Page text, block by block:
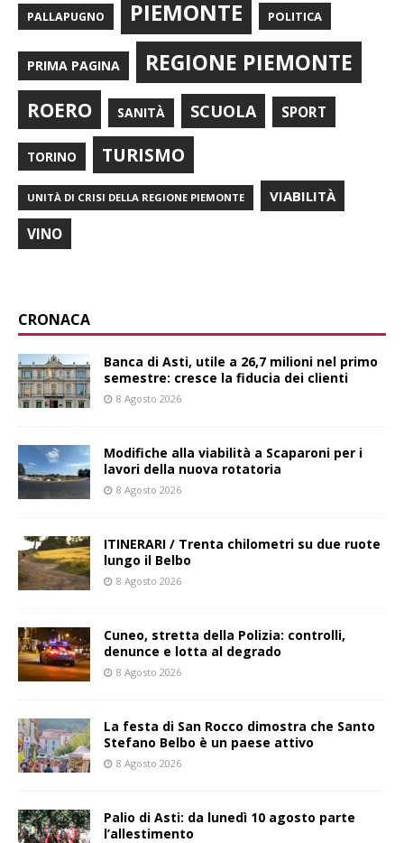
PALLAPUGNO PIEMONTE POLITICA
PRIMA PAGINA REGIONE PIEMONTE
ROERO SANITÀ SCUOLA SPORT
TORINO TURISMO
UNITÀ DI CRISI DELLA REGIONE PIEMONTE VIABILITÀ
VINO
CRONACA
Banca di Asti, utile a 26,7 milioni nel primo
semestre: cresce la fiducia dei clienti
8 Agosto 2026
Modifiche alla viabilità a Scaparoni per i
lavori della nuova rotatoria
8 Agosto 2026
ITINERARI / Trenta chilometri su due ruote
lungo il Belbo
8 Agosto 2026
Cuneo, stretta della Polizia: controlli,
denunce e lotta al degrado
8 Agosto 2026
La festa di San Rocco dimostra che Santo
Stefano Belbo è un paese attivo
8 Agosto 2026
Palio di Asti: da lunedì 10 agosto parte
l’allestimento